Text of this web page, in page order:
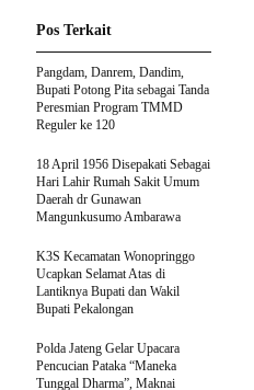
Pos Terkait
Pangdam, Danrem, Dandim,
Bupati Potong Pita sebagai Tanda
Peresmian Program TMMD
Reguler ke 120
18 April 1956 Disepakati Sebagai
Hari Lahir Rumah Sakit Umum
Daerah dr Gunawan
Mangunkusumo Ambarawa
K3S Kecamatan Wonopringgo
Ucapkan Selamat Atas di
Lantiknya Bupati dan Wakil
Bupati Pekalongan
Polda Jateng Gelar Upacara
Pencucian Pataka “Maneka
Tunggal Dharma”, Maknai